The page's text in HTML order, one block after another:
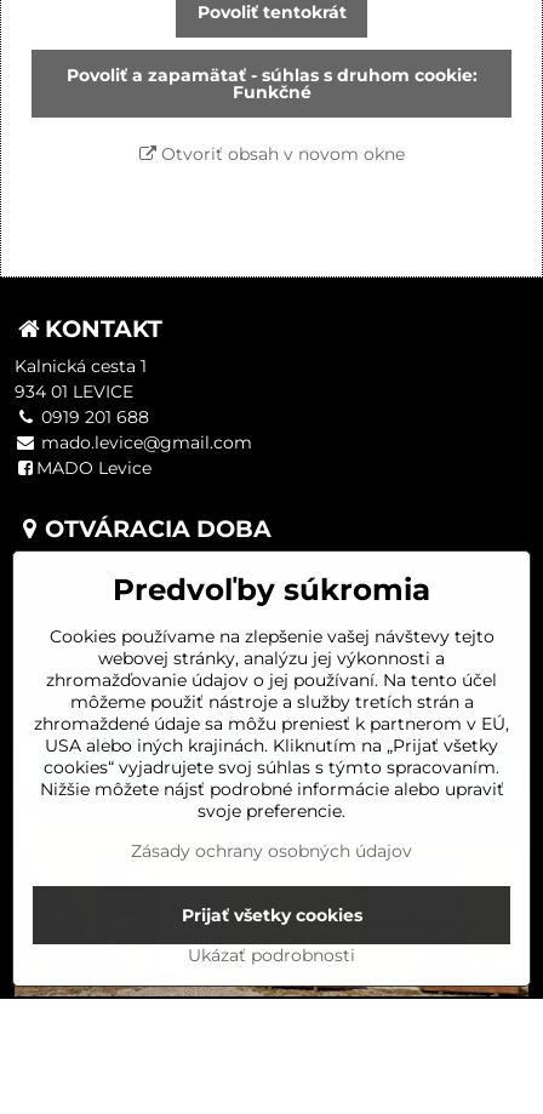
Povoliť tentokrát
Povoliť a zapamätať - súhlas s druhom cookie:
Funkčné
Otvoriť obsah v novom okne
KONTAKT
Kalnická cesta 1
934 01 LEVICE
0919 201 688
mado.levice@gmail.com
MADO Levice
OTVÁRACIA DOBA
UTOROK 8:00-16:00
ŠTVRTOK 8:00-16:00
PIATOK 8:00-16:00
SOBOTA 8:00-11:30
Predvoľby súkromia
Cookies používame na zlepšenie vašej návštevy tejto
webovej stránky, analýzu jej výkonnosti a
zhromažďovanie údajov o jej používaní. Na tento účel
môžeme použiť nástroje a služby tretích strán a
zhromaždené údaje sa môžu preniesť k partnerom v EÚ,
USA alebo iných krajinách. Kliknutím na „Prijať všetky
cookies“ vyjadrujete svoj súhlas s týmto spracovaním.
Nižšie môžete nájsť podrobné informácie alebo upraviť
svoje preferencie.
Zásady ochrany osobných údajov
Ukázať podrobnosti
Prijať všetky cookies